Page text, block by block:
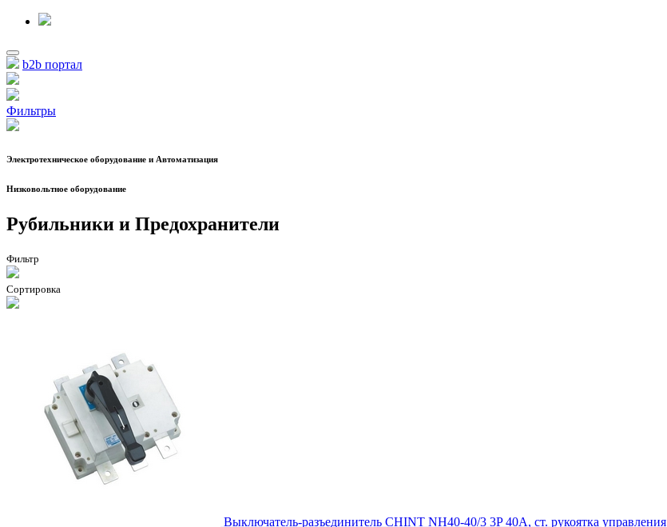
b2b портал
Фильтры
Электротехническое оборудование и Автоматизация
Низковольтное оборудование
Рубильники и Предохранители
Фильтр
Сортировка
Выключатель-разъединитель CHINT NH40-40/3 3P 40А, ст. рукоятка управления